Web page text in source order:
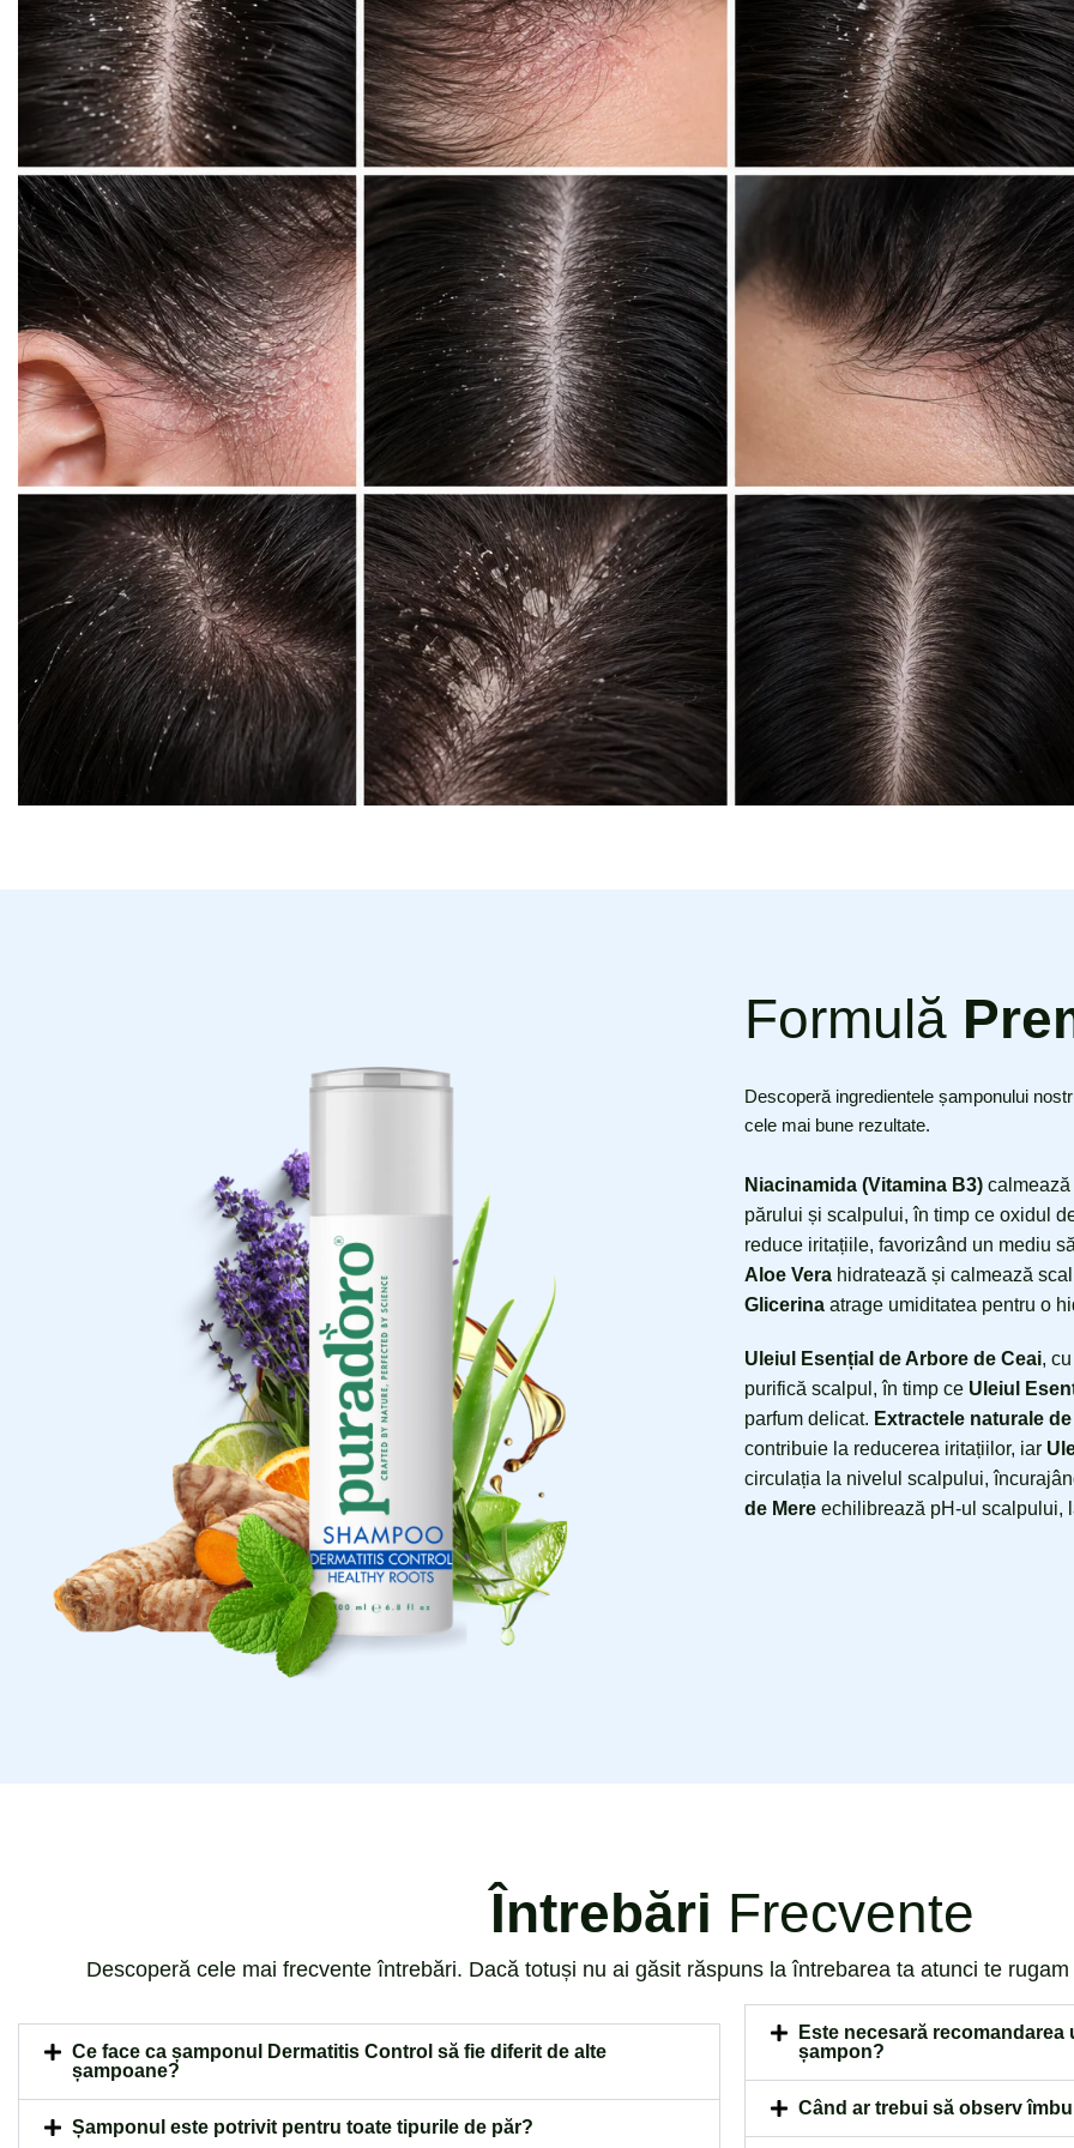
Formulă
Descoperă ingredientele șamponului
cele mai bune rezultate.
Niacinamida (Vitamina B3)
părului și scalpului, în timp ce oxidul
reduce iritațiile, favorizând un mediu
Aloe Vera hidratează și calmează
Glicerina atrage umiditatea pentru o
Uleiul Esențial de Arbore de Ceai,
purifică scalpul, în timp ce Uleiul
parfum delicat. Extractele naturale
contribuie la reducerea iritațiilor, iar
circulația la nivelul scalpului,
de Mere echilibrează pH-ul scalpului,
Întrebări Frecvente
Descoperă cele mai frecvente întrebări. Dacă totuși nu ai găsit răspuns la întrebarea ta atunci te
Ce face ca șamponul Dermatitis Control să fie diferit de alte
șampoane?
Șamponul este potrivit pentru toate tipurile de păr?
Este necesară
șampon?
Când ar trebui să observ